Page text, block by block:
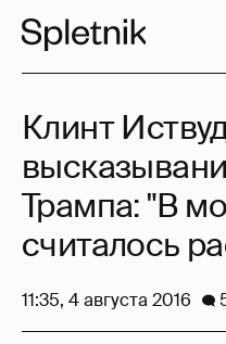
Клинт
Трампа: "В
считалось
11:35, 4 августа 2016